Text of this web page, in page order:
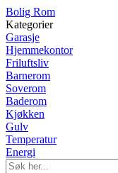
Bolig Rom
Kategorier
Garasje
Hjemmekontor
Friluftsliv
Barnerom
Soverom
Baderom
Kjøkken
Gulv
Temperatur
Energi